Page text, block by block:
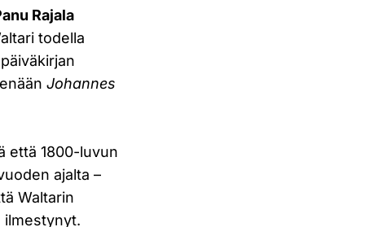
Rajala
todella
Johannes
että 1800-luvun
ajalta –
Waltarin